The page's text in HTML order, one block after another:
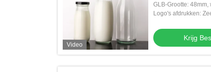
Video
GLB-Grootte: 48mm,
aangepaste
Logo's afdrukken:
Krijg